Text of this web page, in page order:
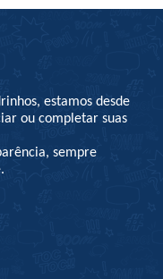
estamos desde
ou completar suas
sempre